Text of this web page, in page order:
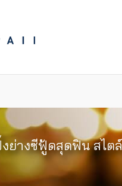
ย่างซีฟู้ดสุดฟิน สไตล์